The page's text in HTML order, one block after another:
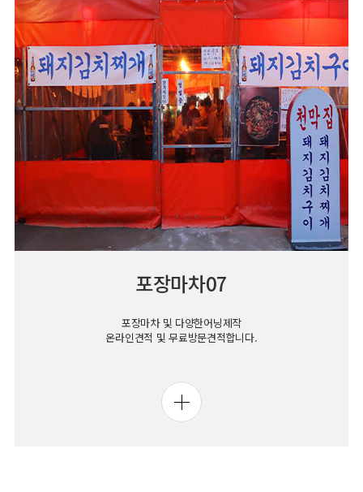
포장마차07
포장마차 및 다양한어닝제작
온라인견적 및 무료방문견적합니다.